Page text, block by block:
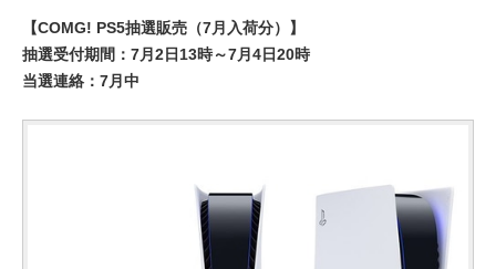
【COMG! PS5抽選販売（7月入荷分）】
抽選受付期間：7月2日13時～7月4日20時
当選連絡：7月中